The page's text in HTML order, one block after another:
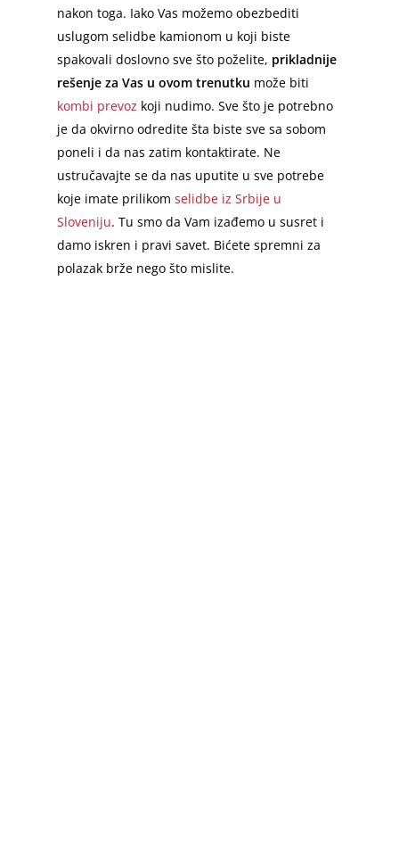
nakon toga. Iako Vas možemo obezbediti
uslugom selidbe kamionom u koji biste
spakovali doslovno sve što poželite, prikladnije
rešenje za Vas u ovom trenutku može biti
kombi prevoz koji nudimo. Sve što je potrebno
je da okvirno odredite šta biste sve sa sobom
poneli i da nas zatim kontaktirate. Ne
ustručavajte se da nas uputite u sve potrebe
koje imate prilikomselidbe iz Srbije u
Sloveniju. Tu smo da Vam izađemo u susret i
damo iskren i pravi savet. Bićete spremni za
polazak brže nego što mislite.